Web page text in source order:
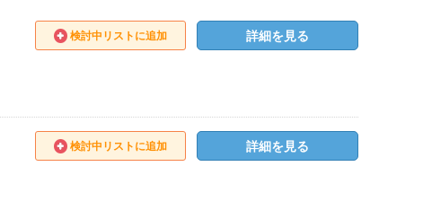
検討中リストに追加 詳細を見る
検討中リストに追加 詳細を見る